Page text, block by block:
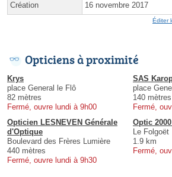
Création 16 novembre 2017
Éditer
Opticiens à proximité
Krys
place General le Flô
82 mètres
Fermé, ouvre lundi à 9h00
SAS
place
140 mètres
Fermé,
Opticien LESNEVEN Générale
d'Optique
Boulevard des Frères Lumière
440 mètres
Fermé, ouvre lundi à 9h30
Optic
Le Folgoët
1.9 km
Fermé,